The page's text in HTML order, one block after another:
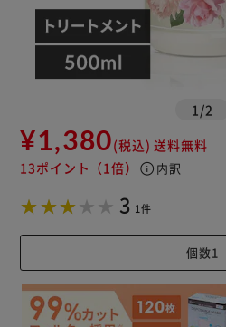
1 /2
¥1,380(税込) 送料無料
13ポイント （1倍） info 内訳
3 1件